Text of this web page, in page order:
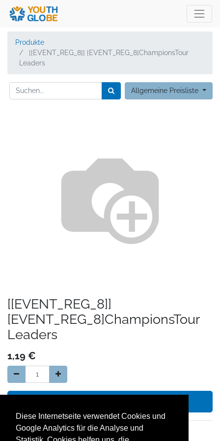
Diese Internetseite verwendet Cookies und
Google Analytics für die Analyse und
Produkte
[[EVENT_REG_8]] [EVENT_REG_8]ChampionsTour
Leaders
Allgemeine Preisliste
[[EVENT_REG_8]]
[EVENT_REG_8]ChampionsTour
Leaders
1,19 €
14 Tage Geld zurück Garantie